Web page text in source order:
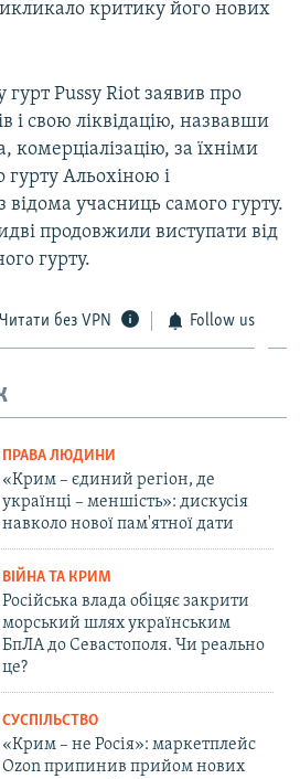
критику його нових
гурт Pussy Riot заявив про
і свою ліквідацію, назвавши
комерціалізацію, за їхніми
гурту Альохіною і
учасниць самого гурту.
продовжили виступати від
гурту.
Читати без VPN Follow us
ПРАВА ЛЮДИНИ
«Крим – єдиний регіон, де
українці – меншість»: дискусія
навколо нової пам'ятної дати
ВІЙНА ТА КРИМ
Російська влада обіцяє закрити
морський шлях українським
БпЛА до Севастополя. Чи реально
це?
СУСПІЛЬСТВО
«Крим – не Росія»: маркетплейс
Ozon припинив прийом нових